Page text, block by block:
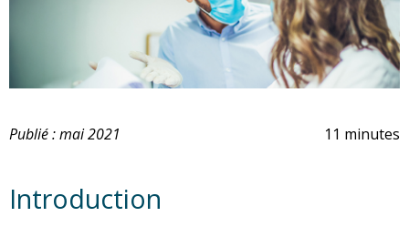
Publié : mai 2021 11 minutes
Introduction